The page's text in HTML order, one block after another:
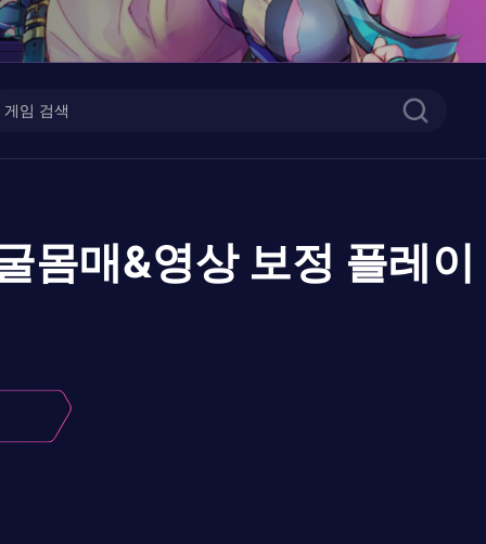
몸매&영상 보정 플레이